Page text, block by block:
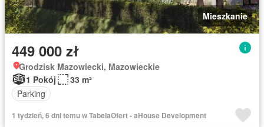
Mieszkanie
449 000 zł
Grodzisk Mazowiecki, Mazowieckie
1 Pokój
33 m²
Parking
1 tydzień, 6 dni temu w TabelaOfert - aHouse Development